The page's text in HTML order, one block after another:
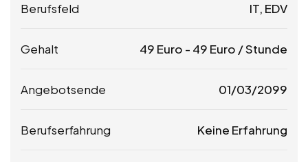
Berufsfeld IT, EDV
Gehalt 49 Euro - 49 Euro / Stunde
Angebotsende 01/03/2099
Berufserfahrung Keine Erfahrung